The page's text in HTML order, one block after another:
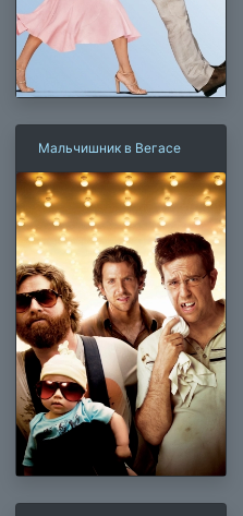
Мальчишник в Вегасе